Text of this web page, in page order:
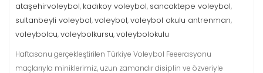
ataşehirvoleybol, kadıkoy voleybol, sancaktepe voleybol,
sultanbeyli voleybol,voleybol,voleybol okulu antrenman,
voleybolcu,voleybolkursu,voleybolokulu
Haftasonu gerçekleştirilen Türkiye Voleybol Feeerasyonu
maçlarıyla miniklerimiz, uzun zamandır disiplin ve özveriyle